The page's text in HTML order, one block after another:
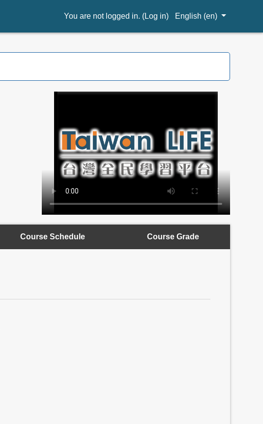
You are not logged in. (Log in) English ‎(en)‎
Course Schedule Course Grade